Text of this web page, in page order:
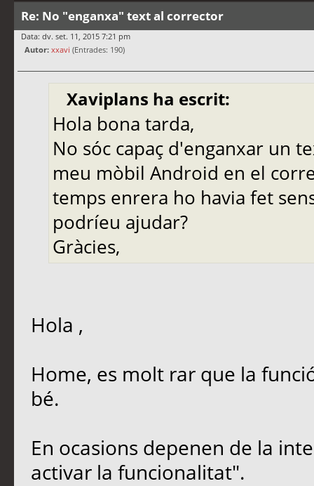
Re: No "enganxa" text al corrector
Data: dv. set. 11, 2015 7:21 pm
Autor: xxavi (Entrades: 190)
Xaviplans ha escrit:
Hola bona tarda,
No sóc capaç d'enganxar un
meu mòbil Android en el
temps enrera ho havia fet
podríeu ajudar?
Gràcies,
Hola ,
Home, es molt rar que la
bé.
En ocasions depenen de la
activar la funcionalitat".